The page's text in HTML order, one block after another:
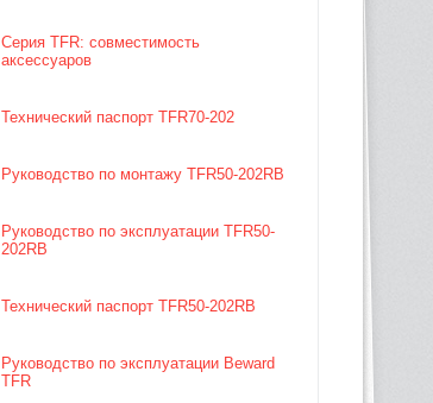
Серия TFR: совместимость
аксессуаров
Технический паспорт TFR70-202
Руководство по монтажу TFR50-202RB
Руководство по эксплуатации TFR50-
202RB
Технический паспорт TFR50-202RB
Руководство по эксплуатации Beward
TFR